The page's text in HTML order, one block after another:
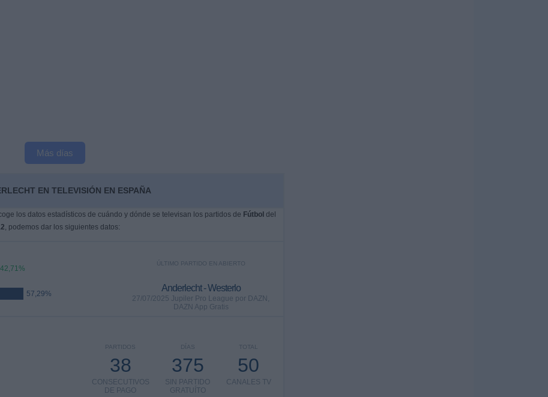
Más días
EN TELEVISIÓN EN ESPAÑA
los datos estadísticos de cuándo y dónde se televisan los partidos de Fútbol del
, podemos dar los siguientes datos:
42,71%
57,29%
ÚLTIMO PARTIDO EN ABIERTO
Anderlecht - Westerlo
27/07/2025 Jupiler Pro League por DAZN,
DAZN App Gratis
TOTAL
50
CANALES TV
DÍAS
375
SIN PARTIDO
GRATUÍTO
PARTIDOS
38
CONSECUTIVOS
DE PAGO